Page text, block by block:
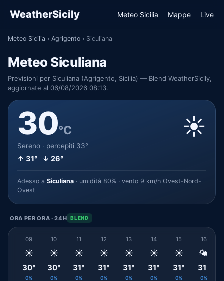
WeatherSicily Meteo Sicilia Mappe Live
Meteo Sicilia › Agrigento › Siculiana
Meteo Siculiana
Previsioni per Siculiana (Agrigento, Sicilia) — Blend WeatherSicily,
aggiornate al 06/08/2026 08:13.
30°C
Sereno · percepiti 33°
↑ 31° ↓ 26°
☀️
Adesso a Siculiana · umidità 80% · vento 9 km/h Ovest-Nord-
Ovest
ORA PER ORA · 24H BLEND
09
☀️
30°
0%
10
☀️
30°
0%
11
☀️
31°
0%
12
☀️
31°
0%
13
☀️
31°
0%
14
☀️
31°
0%
15
☀️
31°
0%
16
🌤️
31°
0%